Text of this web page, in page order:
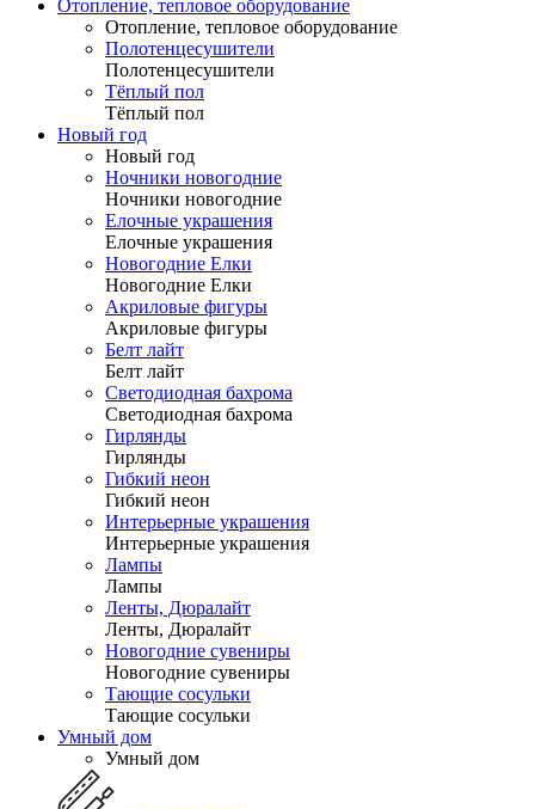
Отопление, тепловое оборудование
Отопление, тепловое оборудование
Полотенцесушители
Полотенцесушители
Тёплый пол
Тёплый пол
Новый год
Новый год
Ночники новогодние
Ночники новогодние
Елочные украшения
Елочные украшения
Новогодние Елки
Новогодние Елки
Акриловые фигуры
Акриловые фигуры
Белт лайт
Белт лайт
Светодиодная бахрома
Светодиодная бахрома
Гирлянды
Гирлянды
Гибкий неон
Гибкий неон
Интерьерные украшения
Интерьерные украшения
Лампы
Лампы
Ленты, Дюралайт
Ленты, Дюралайт
Новогодние сувениры
Новогодние сувениры
Тающие сосульки
Тающие сосульки
Умный дом
Умный дом